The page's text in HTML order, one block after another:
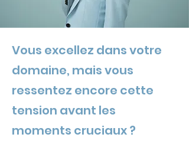
Vous excellez dans votre
domaine, mais vous
ressentez encore cette
tension avant les
moments cruciaux ?